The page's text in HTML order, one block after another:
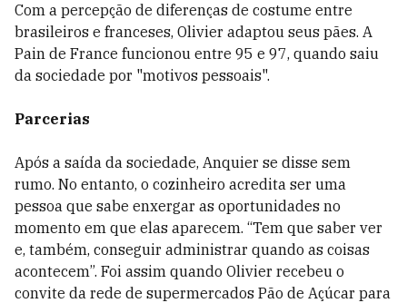
Com a percepção de diferenças de costume entre
brasileiros e franceses, Olivier adaptou seus pães. A
Pain de France funcionou entre 95 e 97, quando saiu
da sociedade por "motivos pessoais".
Parcerias
Após a saída da sociedade, Anquier se disse sem
rumo. No entanto, o cozinheiro acredita ser uma
pessoa que sabe enxergar as oportunidades no
momento em que elas aparecem. “Tem que saber ver
e, também, conseguir administrar quando as coisas
acontecem”. Foi assim quando Olivier recebeu o
convite da rede de supermercados Pão de Açúcar para